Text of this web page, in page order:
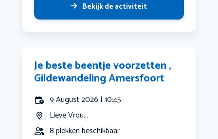
Bekijk de activiteit
Je beste beentje voorzetten ,
Gildewandeling Amersfoort
9 August 2026 | 10:45
Lieve Vrou...
8 plekken beschikbaar